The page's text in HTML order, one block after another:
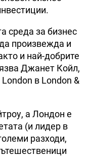
среда за бизнес
произвежда и
и най-добрите
Джанет Койл,
в London &
а Лондон е
(и лидер в
разходи,